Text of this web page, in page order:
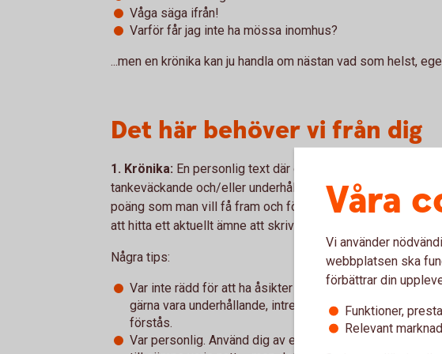
Våga säga ifrån!
Varför får jag inte ha mössa inomhus?
...men en krönika kan ju handla om nästan vad som helst,
Det här behöver vi från dig
1. Krönika: En personlig text där du utgår från dina egna
tankeväckande och/eller underhållande. Vanligtvis skriver
poäng som man vill få fram och försöker få till i en rolig
att hitta ett aktuellt ämne att skriva om, eller skriva om en
Några tips:
Var inte rädd för att ha åsikter eller att vara rolig. En
gärna vara underhållande, intressant och lite
förstås.
Var personlig. Använd dig av egna erfarenheter. ”När jag
Våra
Vi använder
webbplatsen ska
förbättrar din
Funktioner,
Relevant